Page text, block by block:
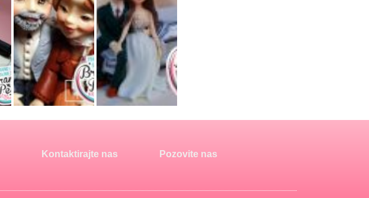
Kontaktirajte nas Pozovite nas